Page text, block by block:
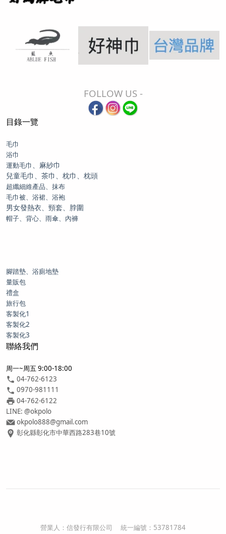
FOLLOW US -
目錄一覽
毛巾
浴巾
運動毛巾
、麻紗巾
兒童毛巾、茶巾、枕巾、枕頭
超纖細維產品、抹布
毛巾被、浴裙、浴袍
男女發熱衣、頸套、脖圍
帽子、背心、雨傘、內褲
腳踏墊、浴廁地墊
量販包
禮盒
旅行包
客製化1
客製化2
客製化3
聯絡我們
周一~周五 9:00-18:00
04-762-6123
0970-981111
04-762-6122
LINE: @okpolo
okpolo888@gmail.com
彰化縣彰化市中華西路283巷10號
營業人： 信發行有限公司 統一編號： 53781784